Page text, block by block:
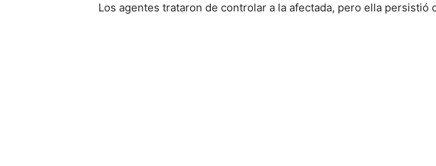
Los agentes trataron de controlar a la afectada, pero ella persistió